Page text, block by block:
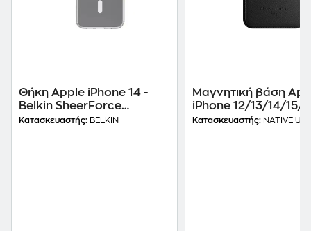
Θήκη Apple iPhone 14 -
Belkin SheerForce
Μαγνητική προστατευτική
Κατασκευαστής: BELKIN
Μαγνητική βάση
iPhone 12/13/14/15/
Series - Active
Κατασκευαστής: NATIVE